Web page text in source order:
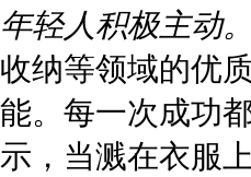
年轻人积极主动。
收纳等领域的优
能。每一次成功
示，当溅在衣服